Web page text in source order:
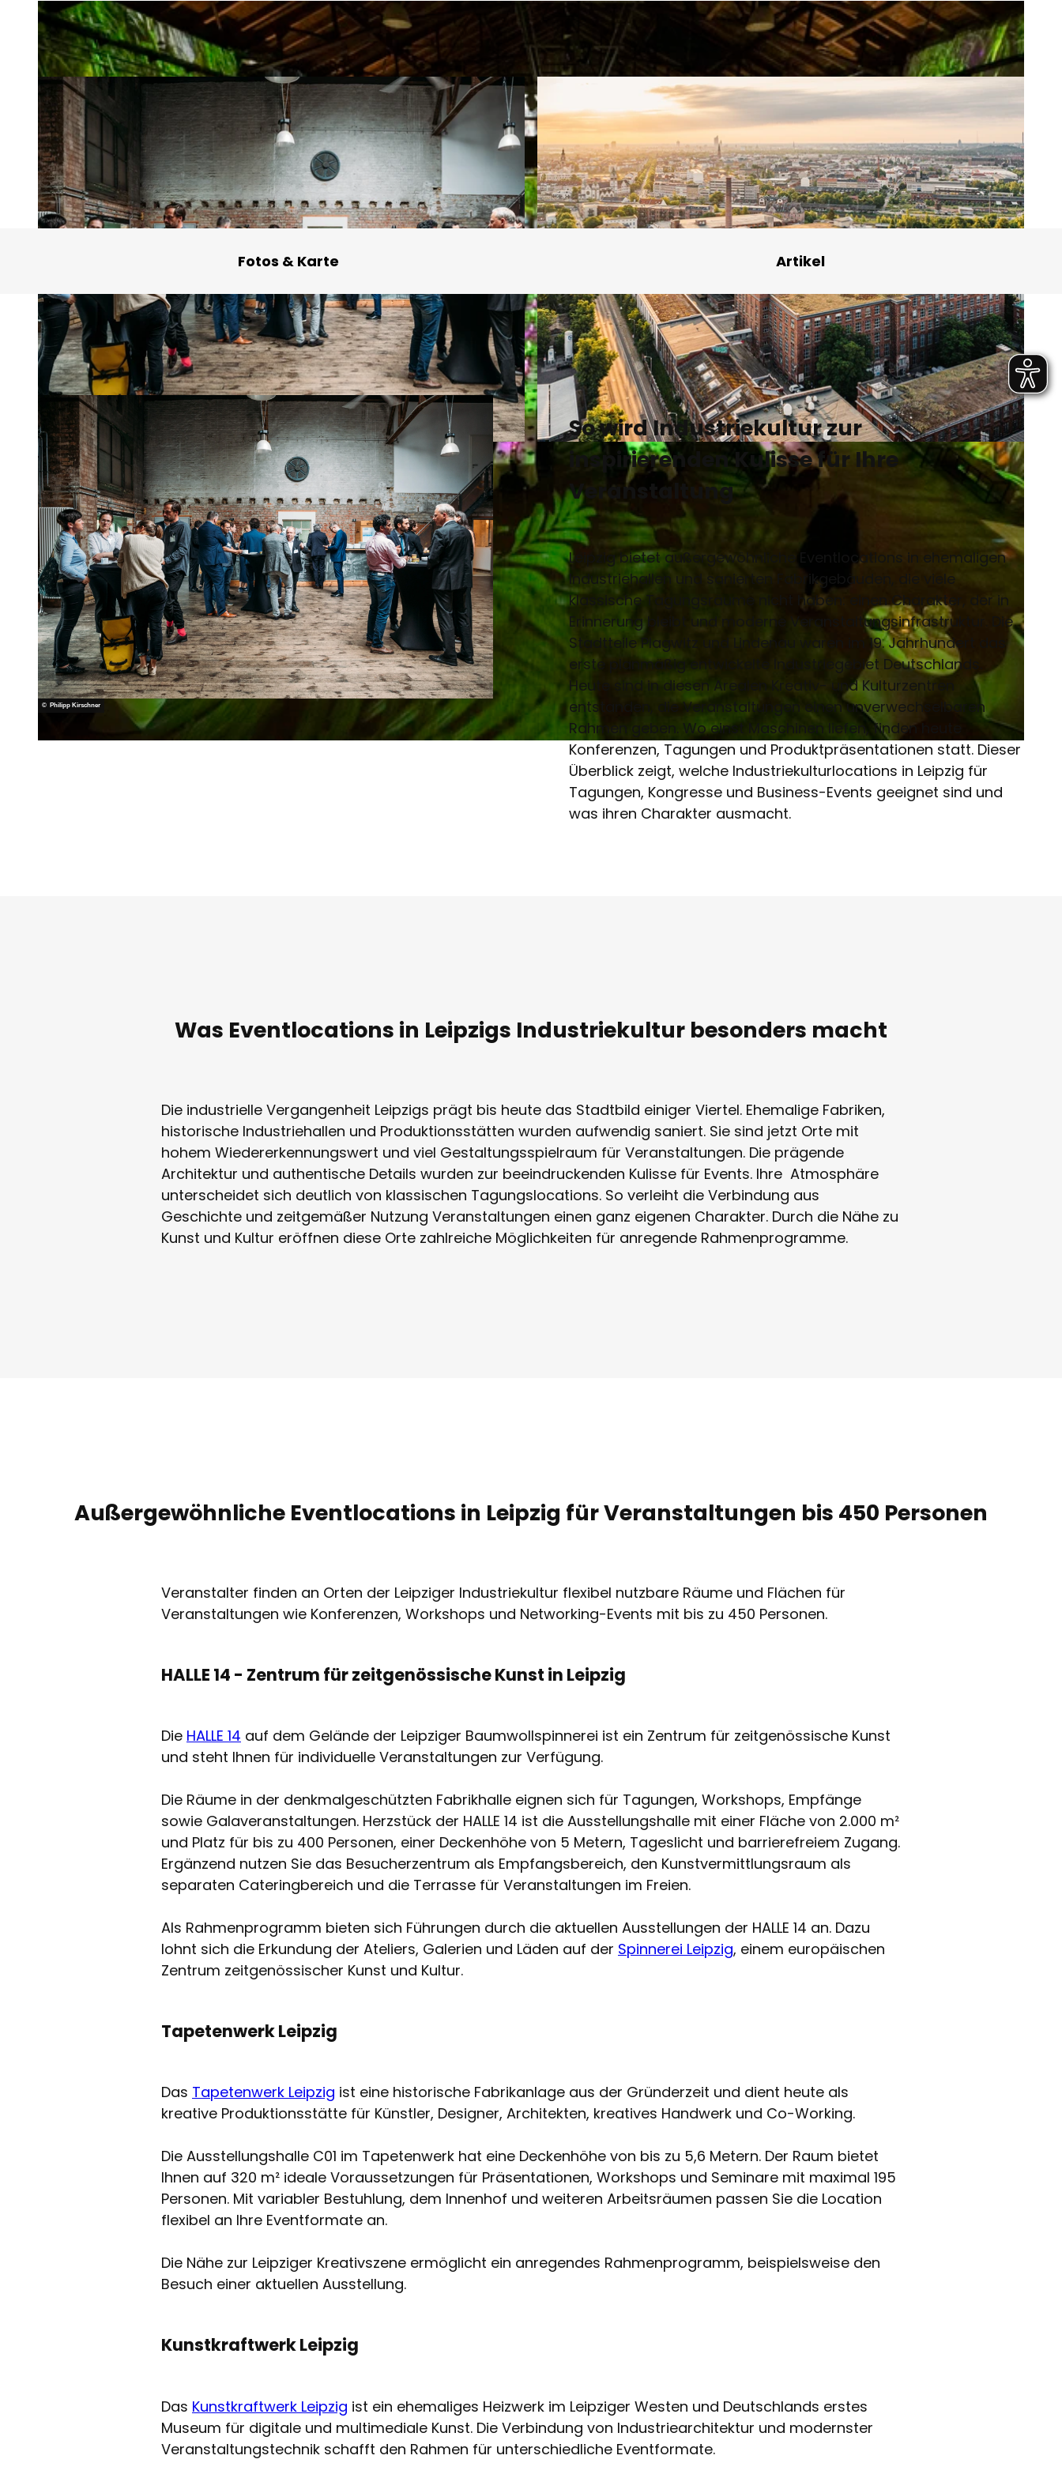
© Philipp Kirschner | KI-optimiert | CC-BY © Philipp Kirschner
Fotos & Karte Artikel
© Philipp Kirschner
So wird Industriekultur zur
inspirierenden Kulisse für Ihre
Veranstaltung
Leipzig bietet außergewöhnliche Eventlocations in ehemaligen
Industriehallen und sanierten Fabrikgebäuden, die viele
klassische Tagungsräume nicht haben: einen Charakter, der in
Erinnerung bleibt und moderne Veranstaltungsinfrastruktur. Die
Stadtteile Plagwitz und Lindenau waren im 19. Jahrhundert das
erste planmäßig entwickelte Industriegebiet Deutschlands.
Heute sind in diesen Arealen Kreativ- und Kulturzentren
entstanden, die Veranstaltungen einen unverwechselbaren
Rahmen geben. Wo einst Maschinen liefen, finden heute
Konferenzen, Tagungen und Produktpräsentationen statt. Dieser
Überblick zeigt, welche Industriekulturlocations in Leipzig für
Tagungen, Kongresse und Business-Events geeignet sind und
was ihren Charakter ausmacht.
Was Eventlocations in Leipzigs Industriekultur besonders macht
Die industrielle Vergangenheit Leipzigs prägt bis heute das Stadtbild einiger Viertel. Ehemalige Fabriken,
historische Industriehallen und Produktionsstätten wurden aufwendig saniert. Sie sind jetzt Orte mit
hohem Wiedererkennungswert und viel Gestaltungsspielraum für Veranstaltungen. Die prägende
Architektur und authentische Details wurden zur beeindruckenden Kulisse für Events. Ihre Atmosphäre
unterscheidet sich deutlich von klassischen Tagungslocations. So verleiht die Verbindung aus
Geschichte und zeitgemäßer Nutzung Veranstaltungen einen ganz eigenen Charakter. Durch die Nähe zu
Kunst und Kultur eröffnen diese Orte zahlreiche Möglichkeiten für anregende Rahmenprogramme.
Außergewöhnliche Eventlocations in Leipzig für Veranstaltungen bis 450 Personen
Veranstalter finden an Orten der Leipziger Industriekultur flexibel nutzbare Räume und Flächen für
Veranstaltungen wie Konferenzen, Workshops und Networking-Events mit bis zu 450 Personen.
HALLE 14 - Zentrum für zeitgenössische Kunst in Leipzig
Die HALLE 14 auf dem Gelände der Leipziger Baumwollspinnerei ist ein Zentrum für zeitgenössische Kunst
und steht Ihnen für individuelle Veranstaltungen zur Verfügung.
Die Räume in der denkmalgeschützten Fabrikhalle eignen sich für Tagungen, Workshops, Empfänge
sowie Galaveranstaltungen. Herzstück der HALLE 14 ist die Ausstellungshalle mit einer Fläche von 2.000 m²
und Platz für bis zu 400 Personen, einer Deckenhöhe von 5 Metern, Tageslicht und barrierefreiem Zugang.
Ergänzend nutzen Sie das Besucherzentrum als Empfangsbereich, den Kunstvermittlungsraum als
separaten Cateringbereich und die Terrasse für Veranstaltungen im Freien.
Als Rahmenprogramm bieten sich Führungen durch die aktuellen Ausstellungen der HALLE 14 an. Dazu
lohnt sich die Erkundung der Ateliers, Galerien und Läden auf der Spinnerei Leipzig, einem europäischen
Zentrum zeitgenössischer Kunst und Kultur.
Tapetenwerk Leipzig
Das Tapetenwerk Leipzig ist eine historische Fabrikanlage aus der Gründerzeit und dient heute als
kreative Produktionsstätte für Künstler, Designer, Architekten, kreatives Handwerk und Co-Working.
Die Ausstellungshalle C01 im Tapetenwerk hat eine Deckenhöhe von bis zu 5,6 Metern. Der Raum bietet
Ihnen auf 320 m² ideale Voraussetzungen für Präsentationen, Workshops und Seminare mit maximal 195
Personen. Mit variabler Bestuhlung, dem Innenhof und weiteren Arbeitsräumen passen Sie die Location
flexibel an Ihre Eventformate an.
Die Nähe zur Leipziger Kreativszene ermöglicht ein anregendes Rahmenprogramm, beispielsweise den
Besuch einer aktuellen Ausstellung.
Kunstkraftwerk Leipzig
Das Kunstkraftwerk Leipzig ist ein ehemaliges Heizwerk im Leipziger Westen und Deutschlands erstes
Museum für digitale und multimediale Kunst. Die Verbindung von Industriearchitektur und modernster
Veranstaltungstechnik schafft den Rahmen für unterschiedliche Eventformate.